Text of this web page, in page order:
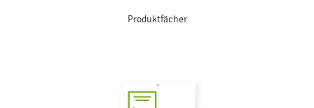
Produktfächer